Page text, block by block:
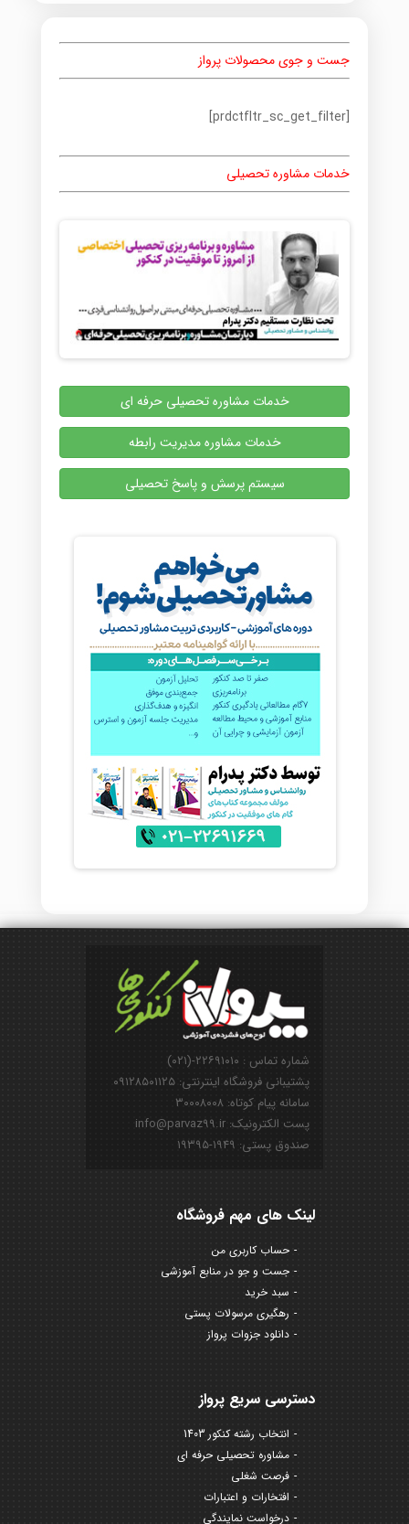
جست و جوی محصولات پرواز
[prdctfltr_sc_get_filter]
خدمات مشاوره تحصیلی
خدمات مشاوره تحصیلی حرفه ای
خدمات مشاوره مدیریت رابطه
سیستم پرسش و پاسخ تحصیلی
شماره تماس : ۲۲۶۹۱۰۱۰-(۰۲۱)
پشتیبانی فروشگاه اینترنتی: ۰۹۱۲۸۵۰۱۱۲۵
سامانه پیام کوتاه: ۳۰۰۰۸۰۰۸
پست الکترونیک: info@parvaz99.ir
صندوق پستی: ۱۹۴۹-۱۹۳۹۵
لینک های مهم فروشگاه
حساب کاربری من
جست و جو در منابع آموزشی
سبد خرید
رهگیری مرسولات پستی
دانلود جزوات پرواز
دسترسی سریع پرواز
انتخاب رشته کنکور 1403
مشاوره تحصیلی حرفه ای
فرصت شغلی
افتخارات و اعتبارات
درخواست نمایندگی